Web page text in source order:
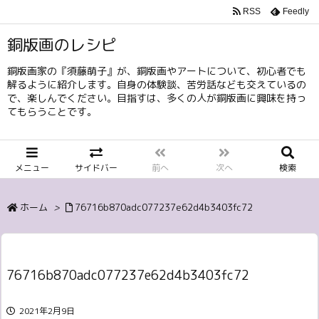
銅版画のレシピ
銅版画家の『須藤萌子』が、銅版画やアートについて、初心者でも
解るように紹介します。自身の体験談、苦労話なども交えているの
で、楽しんでください。目指すは、多くの人が銅版画に興味を持っ
てもらうことです。
メニュー サイドバー 前へ 次へ 検索
RSS Feedly
ホーム > 76716b870adc077237e62d4b3403fc72
76716b870adc077237e62d4b3403fc72
2021年2月9日